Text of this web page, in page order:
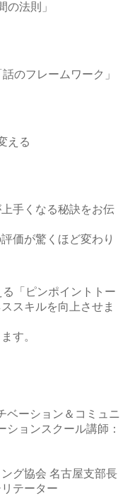
の法則」
のフレームワーク」
える
手くなる秘訣をお伝
価が驚くほど変わり
「ピンポイントトー
スキルを向上させま
す。
ベーション＆コミュニ
ションスクール講師：
グ協会 名古屋支部長
テーター